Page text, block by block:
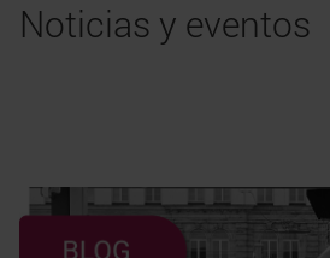
Noticias y eventos